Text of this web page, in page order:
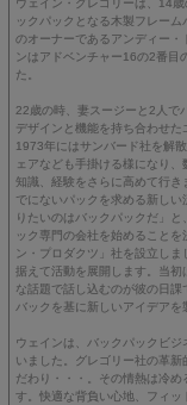
ウェイン・グレゴリーは、14
ックパックとなる木製フレー
のオーナーであるアンディー
ンはアドベンチャー16の2番目
た。
22歳の時、妻スージーと2人で
デザインと機能を持ち合わせた
1973年にはサンバード社を解
ェアなども手掛ける様になり
知識、経験をさらに高めて行き
でにないパックを求める新し
りたいのはバックパックだ」
ック専門の会社を始めること
ン・プロダクツ」社を設立し
据えて活動を展開します。当
な話題で話し込むのが彼の日
バックを基に新しいアイデアを
ウェインは、バックパックビ
いました。グレゴリー社の革
だわり・・・。その情熱は冷
す。快適な背負い心地、フィ